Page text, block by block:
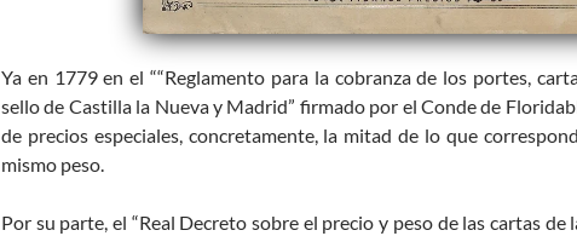
Ya en 1779 en el ““Reglamento para la cobranza de los portes,
sello de Castilla la Nueva y Madrid” firmado por el Conde de
de precios especiales, concretamente, la mitad de lo que
mismo peso.
Por su parte, el “Real Decreto sobre el precio y peso de las cartas